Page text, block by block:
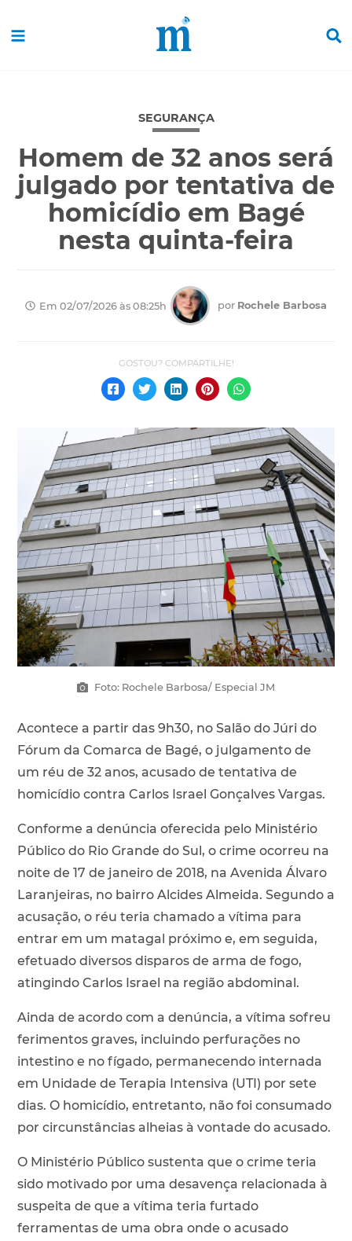
SEGURANÇA
Homem de 32 anos será
julgado por tentativa de
homicídio em Bagé
nesta quinta-feira
Em 02/07/2026 às 08:25h por Rochele Barbosa
Foto: Rochele Barbosa/ Especial JM
Acontece a partir das 9h30, no Salão do Júri do
Fórum da Comarca de Bagé, o julgamento de
um réu de 32 anos, acusado de tentativa de
homicídio contra Carlos Israel Gonçalves Vargas.
Conforme a denúncia oferecida pelo Ministério
Público do Rio Grande do Sul, o crime ocorreu na
noite de 17 de janeiro de 2018, na Avenida Álvaro
Laranjeiras, no bairro Alcides Almeida. Segundo a
acusação, o réu teria chamado a vítima para
entrar em um matagal próximo e, em seguida,
efetuado diversos disparos de arma de fogo,
atingindo Carlos Israel na região abdominal.
Ainda de acordo com a denúncia, a vítima sofreu
ferimentos graves, incluindo perfurações no
intestino e no fígado, permanecendo internada
em Unidade de Terapia Intensiva (UTI) por sete
dias. O homicídio, entretanto, não foi consumado
por circunstâncias alheias à vontade do acusado.
O Ministério Público sustenta que o crime teria
sido motivado por uma desavença relacionada à
suspeita de que a vítima teria furtado
ferramentas de uma obra onde o acusado